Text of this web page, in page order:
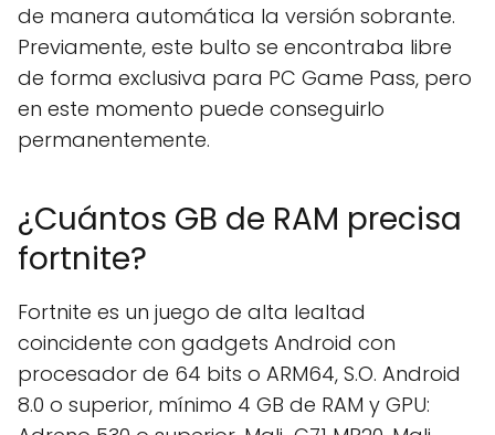
de manera automática la versión sobrante.
Previamente, este bulto se encontraba libre
de forma exclusiva para PC Game Pass, pero
en este momento puede conseguirlo
permanentemente.
¿Cuántos GB de RAM precisa
fortnite?
Fortnite es un juego de alta lealtad
coincidente con gadgets Android con
procesador de 64 bits o ARM64, S.O. Android
8.0 o superior, mínimo 4 GB de RAM y GPU: